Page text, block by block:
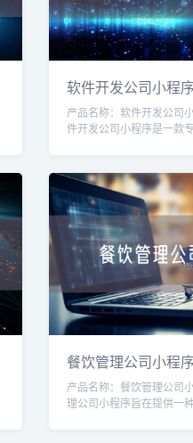
软件开发公司小程
产品名称：软件开发公司
件开发公司小程序是一款
餐饮管理公司小程
产品名称：餐饮管理公司
理公司小程序旨在提供一